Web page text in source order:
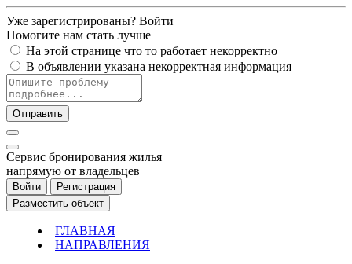
Уже зарегистрированы? Войти
Помогите нам стать лучше
На этой странице что то работает некорректно
В объявлении указана некорректная информация
Отправить
Cервис бронирования жилья
напрямую от владельцев
Войти
Регистрация
Разместить объект
ГЛАВНАЯ
НАПРАВЛЕНИЯ